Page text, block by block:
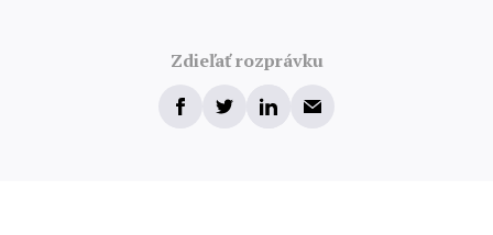
Zdieľať rozprávku